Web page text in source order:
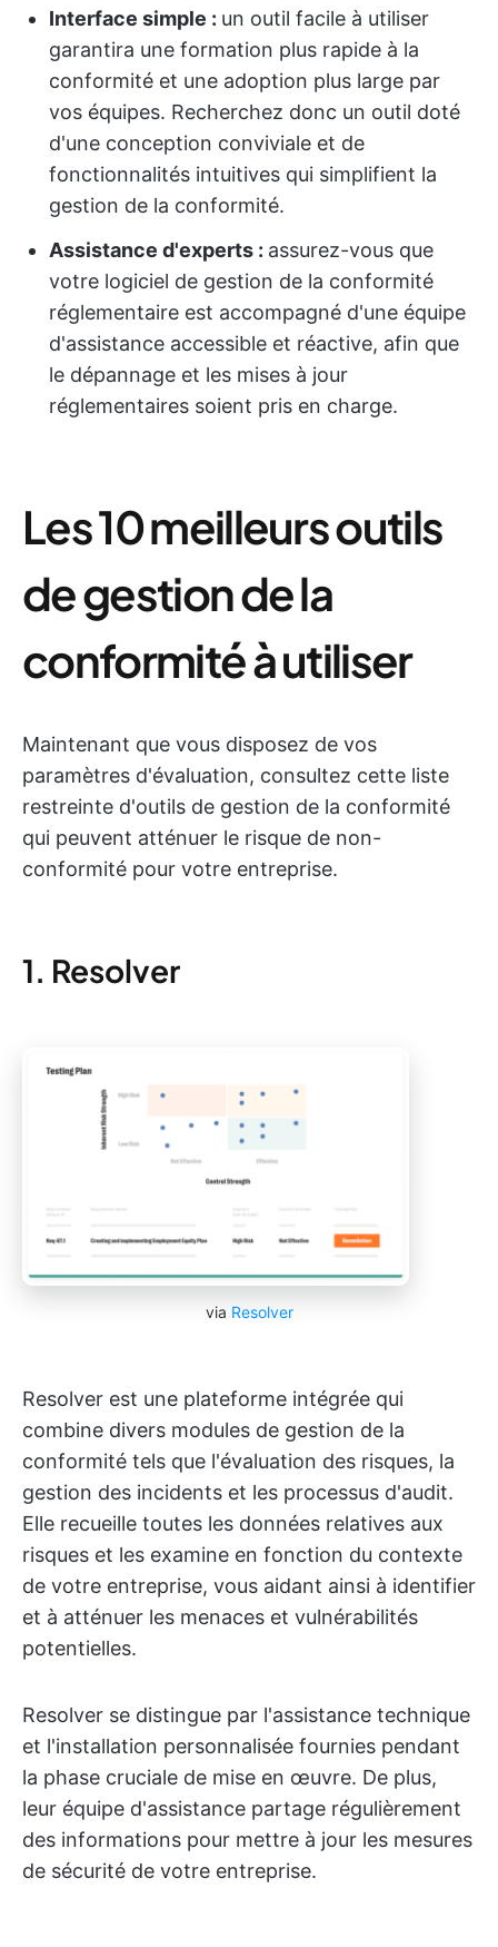
Interface simple : un outil facile à utiliser
garantira une formation plus rapide à la
conformité et une adoption plus large par
vos équipes. Recherchez donc un outil doté
d'une conception conviviale et de
fonctionnalités intuitives qui simplifient la
gestion de la conformité.
Assistance d'experts : assurez-vous que
votre logiciel de gestion de la conformité
réglementaire est accompagné d'une équipe
d'assistance accessible et réactive, afin que
le dépannage et les mises à jour
réglementaires soient pris en charge.
Les 10 meilleurs outils
de gestion de la
conformité à utiliser
Maintenant que vous disposez de vos
paramètres d'évaluation, consultez cette liste
restreinte d'outils de gestion de la conformité
qui peuvent atténuer le risque de non-
conformité pour votre entreprise.
1. Resolver
via Resolver
Resolver est une plateforme intégrée qui
combine divers modules de gestion de la
conformité tels que l'évaluation des risques, la
gestion des incidents et les processus d'audit.
Elle recueille toutes les données relatives aux
risques et les examine en fonction du contexte
de votre entreprise, vous aidant ainsi à identifier
et à atténuer les menaces et vulnérabilités
potentielles.
Resolver se distingue par l'assistance technique
et l'installation personnalisée fournies pendant
la phase cruciale de mise en œuvre. De plus,
leur équipe d'assistance partage régulièrement
des informations pour mettre à jour les mesures
de sécurité de votre entreprise.